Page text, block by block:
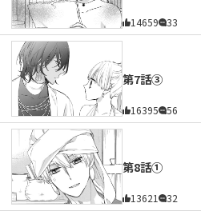
14659 33
第7話③
16395 56
第8話①
13621 32